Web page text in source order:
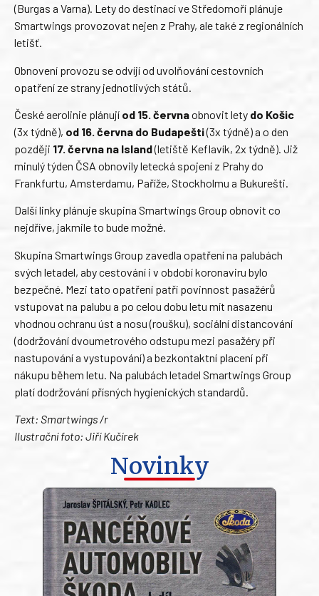
(Burgas a Varna). Lety do destinací ve Středomoří plánuje
Smartwings provozovat nejen z Prahy, ale také z regionálních
letišť.
Obnovení provozu se odvíjí od uvolňování cestovních
opatření ze strany jednotlivých států.
České aerolinie plánují od 15. červnaobnovit lety do Košic
(3x týdně), od 16. června do Budapešti(3x týdně) a o den
později 17. června na Island(letiště Keflavík, 2x týdně). Již
minulý týden ČSA obnovily letecká spojení z Prahy do
Frankfurtu, Amsterdamu, Paříže, Stockholmu a Bukurešti.
Další linky plánuje skupina Smartwings Group obnovit co
nejdříve, jakmile to bude možné.
Skupina Smartwings Group zavedla opatření na palubách
svých letadel, aby cestování i v období koronaviru bylo
bezpečné. Mezi tato opatření patří povinnost pasažérů
vstupovat na palubu a po celou dobu letu mít nasazenu
vhodnou ochranu úst a nosu (roušku), sociální distancování
(dodržování dvoumetrového odstupu mezi pasažéry při
nastupování a vystupování) a bezkontaktní placení při
nákupu během letu. Na palubách letadel Smartwings Group
platí dodržování přísných hygienických standardů.
Text: Smartwings /r
Ilustrační foto: Jiří Kučírek
Novinky